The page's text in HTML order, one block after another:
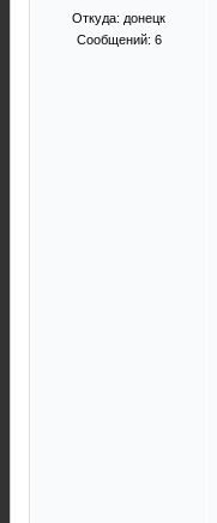
Откуда: донецк
Сообщений: 6